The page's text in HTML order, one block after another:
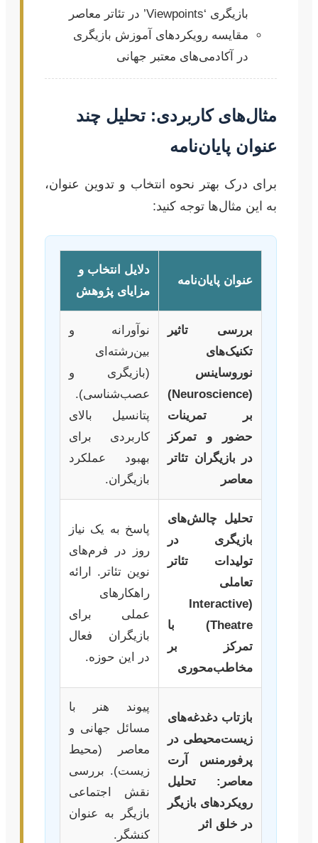
بازیگری ‘Viewpoints’ در تئاتر معاصر
مقایسه رویکردهای آموزش بازیگری
در آکادمی‌های معتبر جهانی
مثال‌های کاربردی: تحلیل چند
عنوان پایان‌نامه
برای درک بهتر نحوه انتخاب و تدوین عنوان،
به این مثال‌ها توجه کنید:
عنوان پایان‌نامه
دلایل انتخاب و
مزایای پژوهش
بررسی تاثیر
تکنیک‌های
نوروساینس
(Neuroscience)
بر تمرینات
حضور و تمرکز
در بازیگران تئاتر
معاصر
نوآورانه و
بین‌رشته‌ای
(بازیگری و
عصب‌شناسی).
پتانسیل بالای
کاربردی برای
بهبود عملکرد
بازیگران.
تحلیل چالش‌های
بازیگری در
تولیدات تئاتر
تعاملی
(Interactive
Theatre) با
تمرکز بر
مخاطب‌محوری
پاسخ به یک نیاز
روز در فرم‌های
نوین تئاتر. ارائه
راهکارهای
عملی برای
بازیگران فعال
در این حوزه.
بازتاب دغدغه‌های
زیست‌محیطی در
پرفورمنس آرت
معاصر: تحلیل
رویکردهای بازیگر
در خلق اثر
پیوند هنر با
مسائل جهانی و
معاصر (محیط
زیست). بررسی
نقش اجتماعی
بازیگر به عنوان
کنشگر.